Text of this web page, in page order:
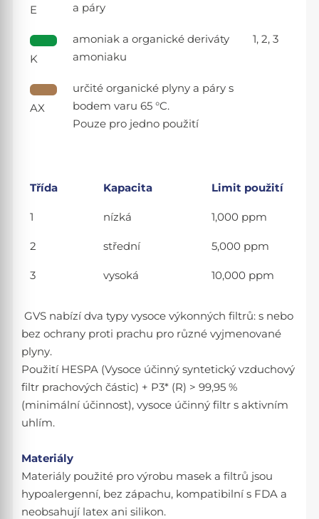
E
a páry
K
amoniak a organické deriváty
amoniaku
1, 2, 3
AX
určité organické plyny a páry s
bodem varu 65 °C.
Pouze pro jedno použití
Třída Kapacita Limit použití
1 nízká 1,000 ppm
2 střední 5,000 ppm
3 vysoká 10,000 ppm
GVS nabízí dva typy vysoce výkonných filtrů: s nebo
bez ochrany proti prachu pro různé vyjmenované
plyny.
Použití HESPA (Vysoce účinný syntetický vzduchový
filtr prachových částic) + P3* (R) > 99,95 %
(minimální účinnost), vysoce účinný filtr s aktivním
uhlím.
Materiály
Materiály použité pro výrobu masek a filtrů jsou
hypoalergenní, bez zápachu, kompatibilní s FDA a
neobsahují latex ani silikon.